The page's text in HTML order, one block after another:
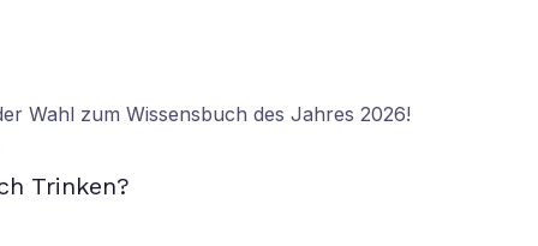
Wahl zum Wissensbuch des Jahres 2026!
Trinken?